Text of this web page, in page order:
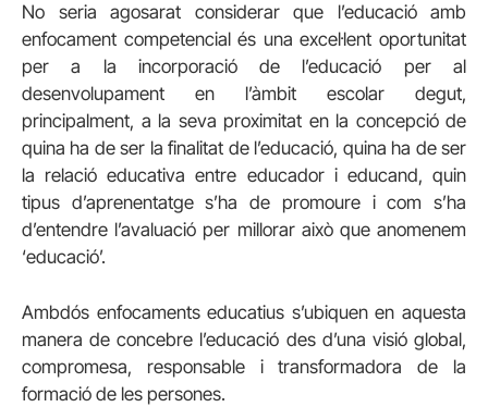
No seria agosarat considerar que l’educació amb
enfocament competencial és una excel·lent oportunitat
per a la incorporació de l’educació per al
desenvolupament en l’àmbit escolar degut,
principalment, a la seva proximitat en la concepció de
quina ha de ser la finalitat de l’educació, quina ha de ser
la relació educativa entre educador i educand, quin
tipus d’aprenentatge s’ha de promoure i com s’ha
d’entendre l’avaluació per millorar això que anomenem
‘educació’.
Ambdós enfocaments educatius s’ubiquen en aquesta
manera de concebre l’educació des d’una visió global,
compromesa, responsable i transformadora de la
formació de les persones.